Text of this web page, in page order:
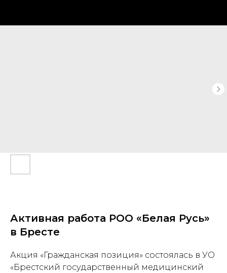
Активная работа РОО «Белая Русь»
в Бресте
Акция «Гражданская позиция» состоялась в УО
«Брестский государственный медицинский